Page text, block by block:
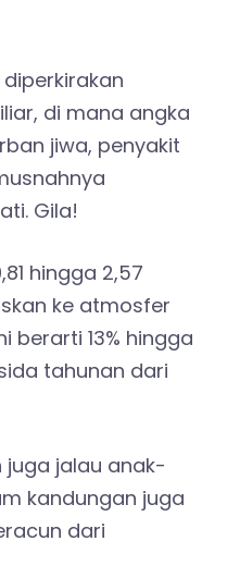
di mana angka
jiwa, penyakit
Gila!
hingga 2,57
ke atmosfer
berarti 13% hingga
tahunan dari
juga jalau anak-
kandungan juga
dari